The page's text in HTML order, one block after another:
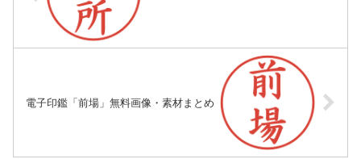
電子印鑑「前場」無料画像・素材まとめ